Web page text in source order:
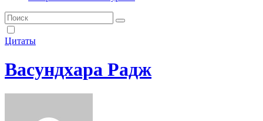
Цитаты
Васундхара Радж